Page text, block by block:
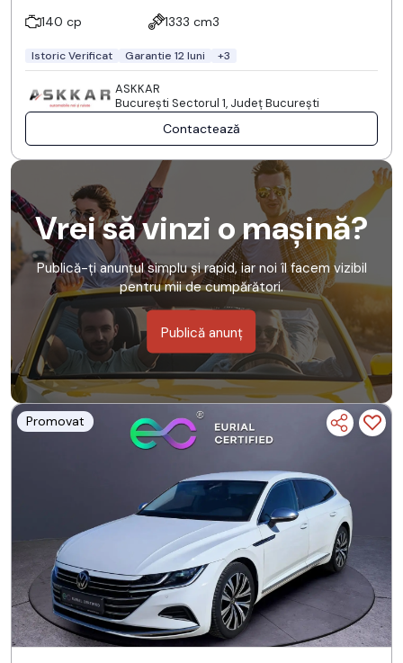
140 cp
1333 cm3
Istoric Verificat Garantie 12 luni +3
ASKKAR
Bucureşti Sectorul 1, Județ București
Contactează
Vrei să vinzi o mașină?
Publică-ți anunțul simplu și rapid, iar noi îl facem vizibil
pentru mii de cumpărători.
Publică anunț
Promovat